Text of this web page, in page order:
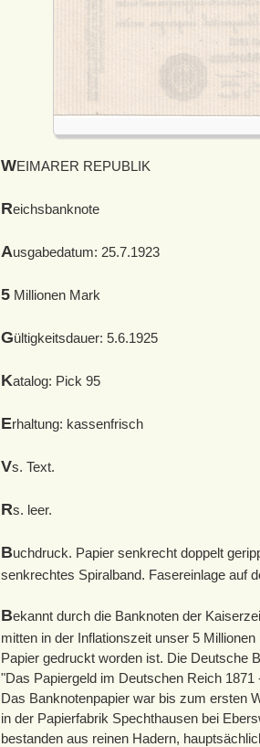
WEIMARER REPUBLIK
Reichsbanknote
Ausgabedatum: 25.7.1923
5 Millionen Mark
Gültigkeitsdauer: 5.6.1925
Katalog: Pick 95
Erhaltung: kassenfrisch
Vs. Text.
Rs. leer.
Buchdruck. Papier senkrecht doppelt
senkrechtes Spiralband. Fasereinlage auf
Bekannt durch die Banknoten der
mitten in der Inflationszeit unser 5
Papier gedruckt worden ist. Die Deutsche
"Das Papiergeld im Deutschen Reich
Das Banknotenpapier war bis zum ersten
in der Papierfabrik Spechthausen bei
bestanden aus reinen Hadern,